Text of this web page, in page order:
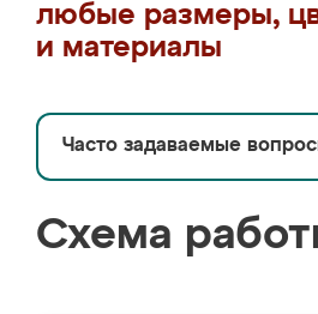
любые размеры,
и материалы
Часто задаваемые
Схема